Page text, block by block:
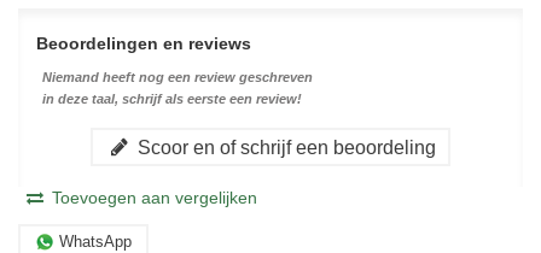
Beoordelingen en reviews
Niemand heeft nog een review geschreven
in deze taal, schrijf als eerste een review!
Scoor en of schrijf een beoordeling
Toevoegen aan vergelijken
WhatsApp